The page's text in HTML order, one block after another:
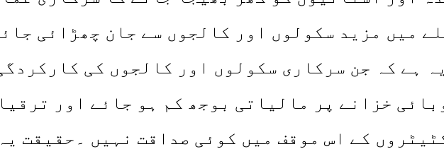
میں مزید سکولوں اور کالجوں سے جان چھڑائی
ہے کہ جن سرکاری سکولوں اور کالجوں کی
خزانے پر مالیاتی بوجھ کم ہو جائے اور
کے اس موقف میں کوئی صداقت نہیں ۔حقیقت